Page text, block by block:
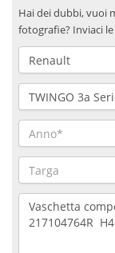
Hai dei dubbi, vuoi
fotografie? Inviaci